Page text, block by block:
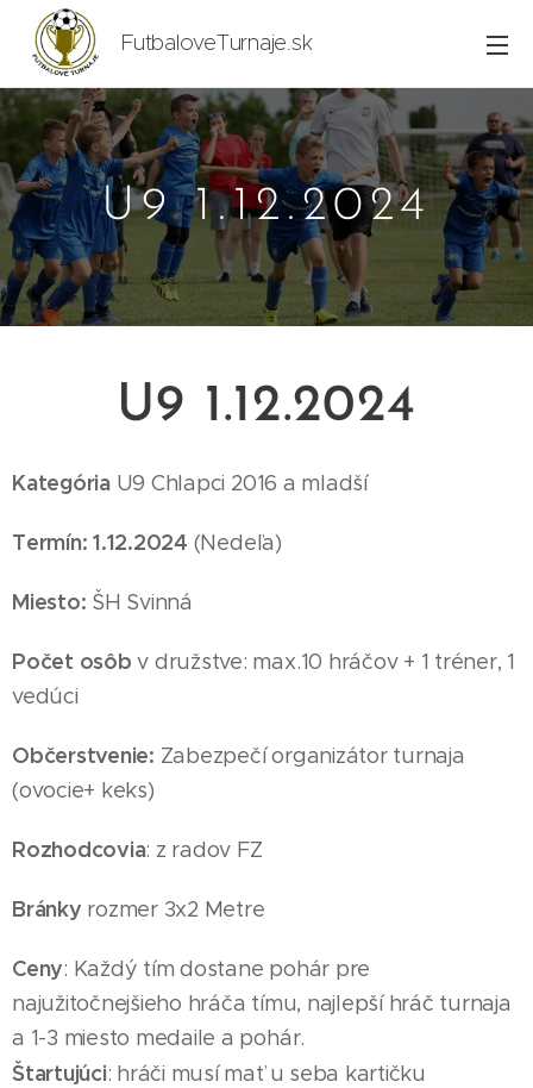
FutbaloveTurnaje.sk
U9 1.12.2024
U9 1.12.2024
Kategória U9 Chlapci 2016 a mladší
Termín: 1.12.2024 (Nedeľa)
Miesto: ŠH Svinná
Počet osôb v družstve: max.10 hráčov + 1 tréner, 1
vedúci
Občerstvenie: Zabezpečí organizátor turnaja
(ovocie+ keks)
Rozhodcovia: z radov FZ
Bránky rozmer 3x2 Metre
Ceny: Každý tím dostane pohár pre
najužitočnejšieho hráča tímu, najlepší hráč turnaja
a 1-3 miesto medaile a pohár.
Štartujúci: hráči musí mať u seba kartičku